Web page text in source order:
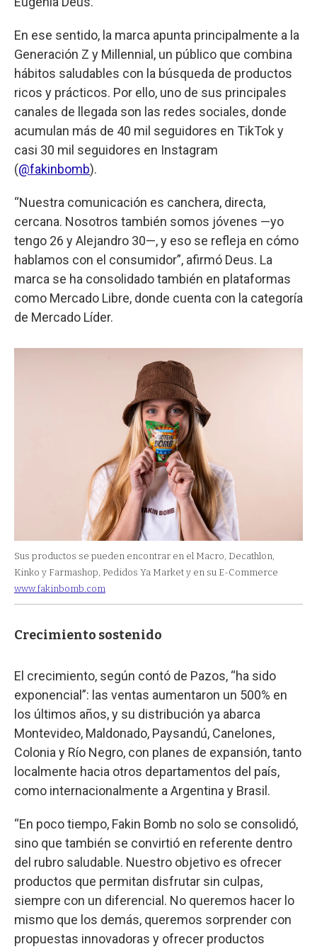
En ese sentido, la marca apunta principalmente a la
Generación Z y Millennial, un público que combina
hábitos saludables con la búsqueda de productos
ricos y prácticos. Por ello, uno de sus principales
canales de llegada son las redes sociales, donde
acumulan más de 40 mil seguidores en TikTok y
casi 30 mil seguidores en Instagram
(@fakinbomb).
“Nuestra comunicación es canchera, directa,
cercana. Nosotros también somos jóvenes —yo
tengo 26 y Alejandro 30—, y eso se refleja en cómo
hablamos con el consumidor”, afirmó Deus. La
marca se ha consolidado también en plataformas
como Mercado Libre, donde cuenta con la categoría
de Mercado Líder.
Sus productos se pueden encontrar en el Macro, Decathlon,
Kinko y Farmashop, Pedidos Ya Market y en su E-Commerce
www.fakinbomb.com
Crecimiento sostenido
El crecimiento, según contó de Pazos, “ha sido
exponencial”: las ventas aumentaron un 500% en
los últimos años, y su distribución ya abarca
Montevideo, Maldonado, Paysandú, Canelones,
Colonia y Río Negro, con planes de expansión, tanto
localmente hacia otros departamentos del país,
como internacionalmente a Argentina y Brasil.
“En poco tiempo, Fakin Bomb no solo se consolidó,
sino que también se convirtió en referente dentro
del rubro saludable. Nuestro objetivo es ofrecer
productos que permitan disfrutar sin culpas,
siempre con un diferencial. No queremos hacer lo
mismo que los demás, queremos sorprender con
propuestas innovadoras y ofrecer productos